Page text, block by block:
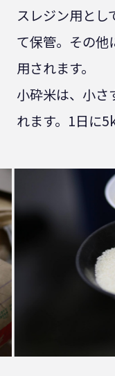
スレジン用と
て保管。その他
用されます。
小砕米は、小さ
れます。1日に